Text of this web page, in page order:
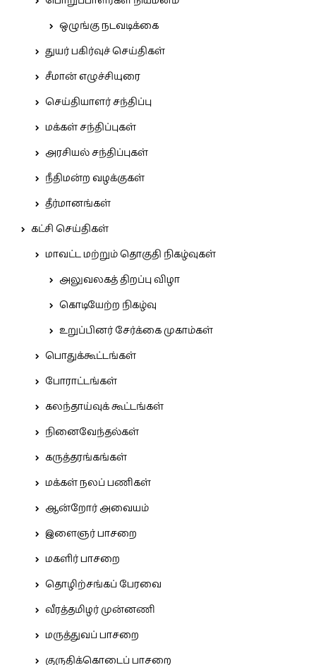
ஒழுங்கு நடவடிக்கை
துயர் பகிர்வுச் செய்திகள்
சீமான் எழுச்சியுரை
செய்தியாளர் சந்திப்பு
மக்கள் சந்திப்புகள்
அரசியல் சந்திப்புகள்
நீதிமன்ற வழக்குகள்
தீர்மானங்கள்
கட்சி செய்திகள்
மாவட்ட மற்றும் தொகுதி நிகழ்வுகள்
அலுவலகத் திறப்பு விழா
கொடியேற்ற நிகழ்வு
உறுப்பினர் சேர்க்கை முகாம்கள்
பொதுக்கூட்டங்கள்
போராட்டங்கள்
கலந்தாய்வுக் கூட்டங்கள்
நினைவேந்தல்கள்
கருத்தரங்கங்கள்
மக்கள் நலப் பணிகள்
ஆன்றோர் அவையம்
இளைஞர் பாசறை
மகளிர் பாசறை
தொழிற்சங்கப் பேரவை
வீரத்தமிழர் முன்னணி
மருத்துவப் பாசறை
குருதிக்கொடைப் பாசறை